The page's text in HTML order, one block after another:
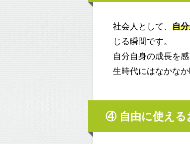
社会人として、自
じる瞬間です。
自分自身の成長を
生時代にはなかな
④ 自由に使える